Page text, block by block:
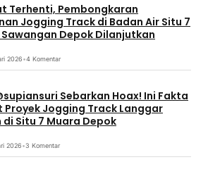
Terhenti, Pembongkaran
Jogging Track di Badan Air Situ 7
Depok Dilanjutkan
2026•4 Komentar
Sebarkan Hoax! Ini Fakta
Proyek Jogging Track Langgar
Situ 7 Muara Depok
2026•3 Komentar